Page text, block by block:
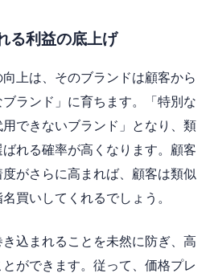
る利益の底上げ
上は、そのブランドは顧客から
ランド」に育ちます。「特別な
できないブランド」となり、類
れる確率が高くなります。顧客
がさらに高まれば、顧客は類似
買いしてくれるでしょう。
込まれることを未然に防ぎ、高
ができます。従って、価格プレ